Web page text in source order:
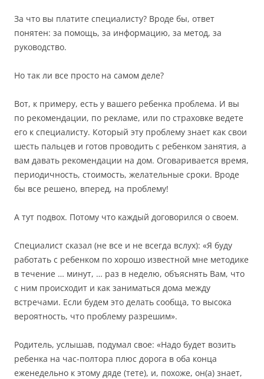
За что вы платите специалисту? Вроде бы, ответ
понятен: за помощь, за информацию, за метод, за
руководство.
Но так ли все просто на самом деле?
Вот, к примеру, есть у вашего ребенка проблема. И вы
по рекомендации, по рекламе, или по страховке ведете
его к специалисту. Который эту проблему знает как свои
шесть пальцев и готов проводить с ребенком занятия, а
вам давать рекомендации на дом. Оговаривается время,
периодичность, стоимость, желательные сроки. Вроде
бы все решено, вперед, на проблему!
А тут подвох. Потому что каждый договорился о своем.
Специалист сказал (не все и не всегда вслух): «Я буду
работать с ребенком по хорошо известной мне методике
в течение … минут, … раз в неделю, объяснять Вам, что
с ним происходит и как заниматься дома между
встречами. Если будем это делать сообща, то высока
вероятность, что проблему разрешим».
Родитель, услышав, подумал свое: «Надо будет возить
ребенка на час-полтора плюс дорога в оба конца
еженедельно к этому дяде (тете), и, похоже, он(а) знает,